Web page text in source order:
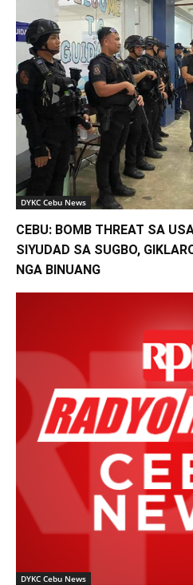
DYKC Cebu News
CEBU: BOMB THREAT SA
SIYUDAD SA SUGBO,
NGA BINUANG
DYKC Cebu News